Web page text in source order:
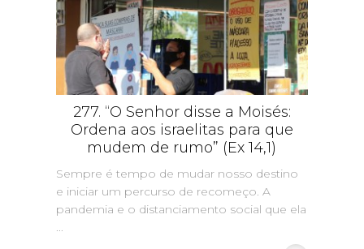
277. “O Senhor disse a Moisés:
Ordena aos israelitas para que
mudem de rumo” (Ex 14,1)
Sempre é tempo de mudar nosso destino
e iniciar um percurso de recomeço. A
pandemia e o distanciamento social que ela